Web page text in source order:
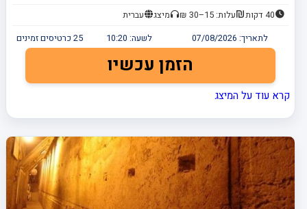
40 דקות עלות: 15–30 ₪ מיצג
עברית
לתאריך: 07/08/2026 לשעה: 10:20
25 כרטיסים זמינים
הזמן עכשיו
קרא עוד על המיצג